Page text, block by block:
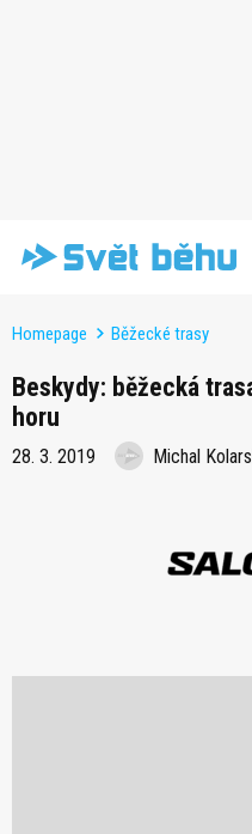
Homepage Běžecké trasy
Beskydy: běžecká
horu
28. 3. 2019 Michal